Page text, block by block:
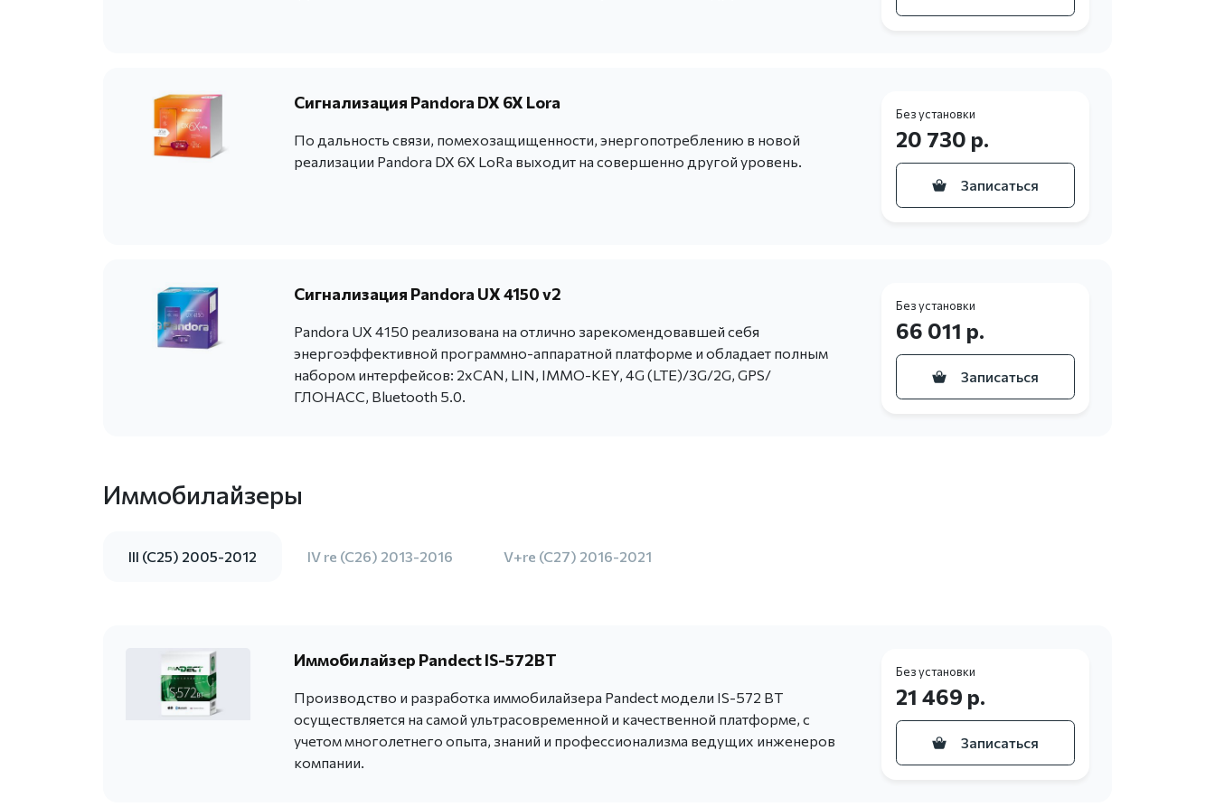
Сигнализация Pandora DX 6X Lora
По дальность связи, помехозащищенности, энергопотреблению в новой
реализации Pandora DX 6X LoRa выходит на совершенно другой уровень.
Без установки
20 730 р.
Записаться
Сигнализация Pandora UX 4150 v2
Pandora UX 4150 реализована на отлично зарекомендовавшей себя
энергоэффективной программно-аппаратной платформе и обладает полным
набором интерфейсов: 2хCAN, LIN, IMMO-KEY, 4G (LTE)/3G/2G, GPS/
ГЛОНАСС, Bluetooth 5.0.
Без установки
66 011 р.
Записаться
Иммобилайзеры
III (C25) 2005-2012 IV re (C26) 2013-2016 V+re (C27) 2016-2021
Иммобилайзер Pandect IS-572BT
Производство и разработка иммобилайзера Pandect модели IS-572 BT
осуществляется на самой ультрасовременной и качественной платформе, с
учетом многолетнего опыта, знаний и профессионализма ведущих инженеров
компании.
Без установки
21 469 р.
Записаться